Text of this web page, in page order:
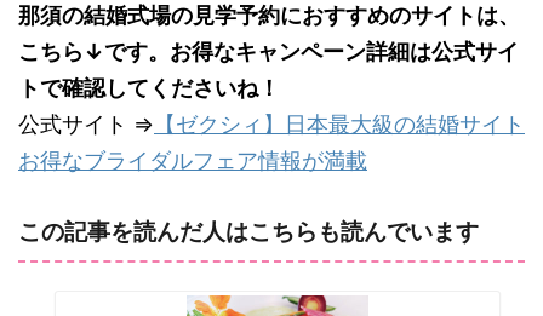
那須の結婚式場の見学予約におすすめのサイトは、
こちら↓です。お得なキャンペーン詳細は公式サイ
トで確認してくださいね！
公式サイト ⇒ 【ゼクシィ】日本最大級の結婚サイト
お得なブライダルフェア情報が満載
この記事を読んだ人はこちらも読んでいます